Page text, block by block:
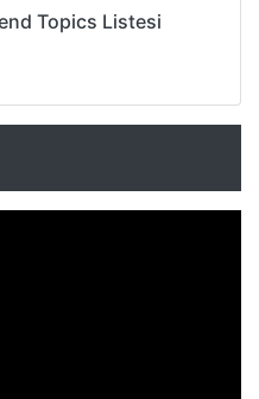
Topics Listesi